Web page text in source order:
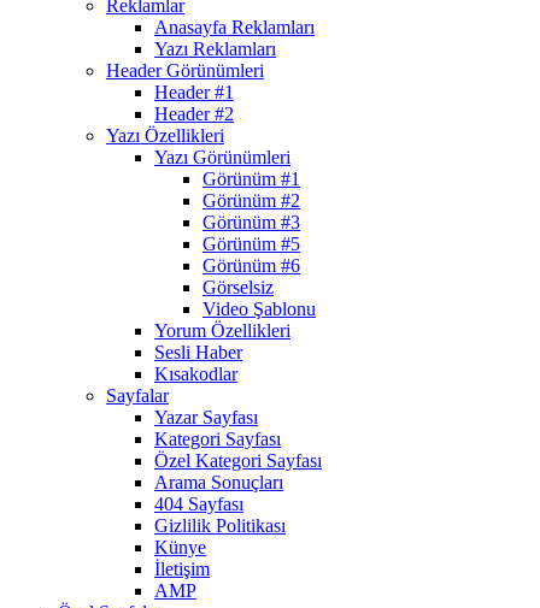
Reklamlar
Anasayfa Reklamları
Yazı Reklamları
Header Görünümleri
Header #1
Header #2
Yazı Özellikleri
Yazı Görünümleri
Görünüm #1
Görünüm #2
Görünüm #3
Görünüm #5
Görünüm #6
Görselsiz
Video Şablonu
Yorum Özellikleri
Sesli Haber
Kısakodlar
Sayfalar
Yazar Sayfası
Kategori Sayfası
Özel Kategori Sayfası
Arama Sonuçları
404 Sayfası
Gizlilik Politikası
Künye
İletişim
AMP